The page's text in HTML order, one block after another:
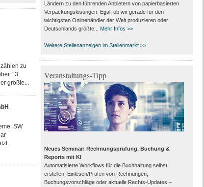
zu
13
größte...
SW
Ländern zu den führenden Anbietern von papier­basierten
Verpackungs­lösungen. Egal, ob wir gerade für den
wichtigsten Onlinehändler der Welt produzieren oder
Deutschlands größte...
Mehr Infos >>
Weitere Stellenanzeigen im Stellenmarkt >>
Veranstaltungs-Tipp
Neues Seminar: Rechnungsprüfung, Buchung &
Reports mit KI
Automatisierte Workflows für die Buchhaltung selbst
erstellen: Einlesen/Prüfen von Rechnungen,
Buchungsvorschläge oder aktuelle Rechts-Updates –